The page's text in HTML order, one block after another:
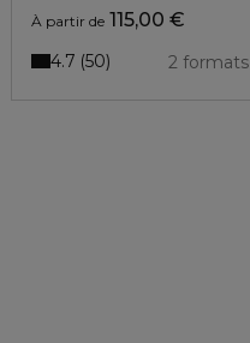
À partir de 115,00 €
2 formats
4.7 50